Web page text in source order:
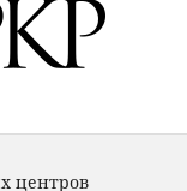
центров